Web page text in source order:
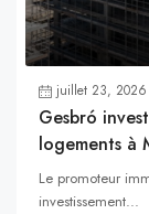
juillet 23, 2026
Gesbró
logements à
Le promoteur
investissement...